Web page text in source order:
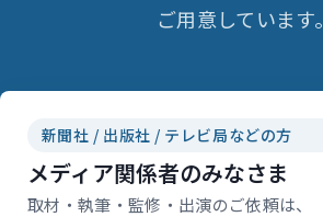
ご用意しています。
新聞社 / 出版社 / テレビ局などの方
メディア関係者のみなさま
取材・執筆・監修・出演のご依頼は、